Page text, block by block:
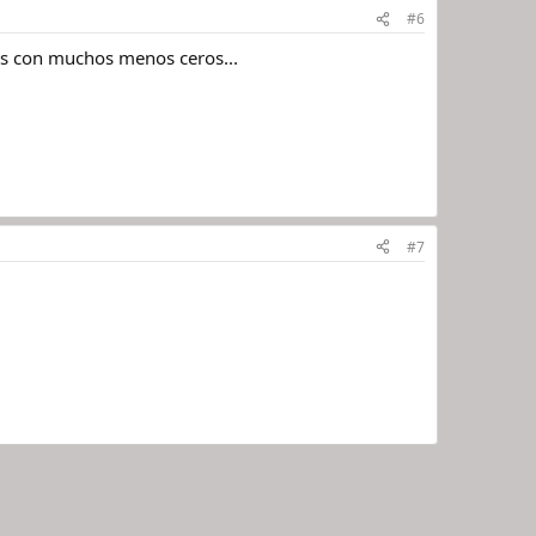
#6
con muchos menos ceros...
#7